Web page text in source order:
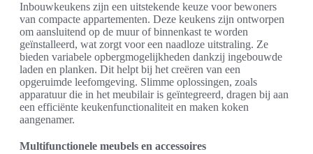
Inbouwkeukens zijn een uitstekende keuze voor bewoners
van compacte appartementen. Deze keukens zijn ontworpen
om aansluitend op de muur of binnenkast te worden
geïnstalleerd, wat zorgt voor een naadloze uitstraling. Ze
bieden variabele opbergmogelijkheden dankzij ingebouwde
laden en planken. Dit helpt bij het creëren van een
opgeruimde leefomgeving. Slimme oplossingen, zoals
apparatuur die in het meubilair is geïntegreerd, dragen bij aan
een efficiënte keukenfunctionaliteit en maken koken
aangenamer.
Multifunctionele meubels en accessoires